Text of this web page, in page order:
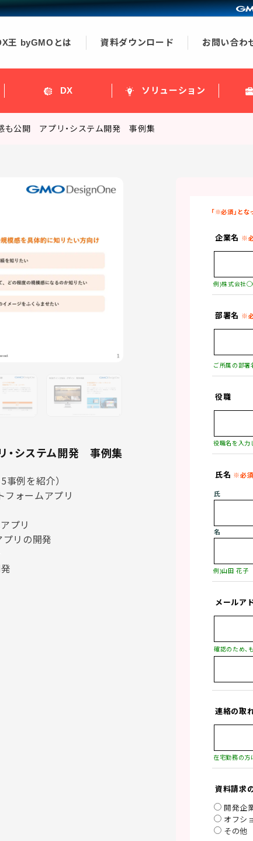
王 byGMOとは 資料ダウンロード お問い合わ
DX ソリューション
も公開 アプリ・システム開発 事例集
・システム開発 事例集
例を紹介）
フォームアプリ
プリ
リの開発
企業名
例)株式会社
部署名
ご所属の部署
役職
役職名を入力
氏名
氏
名
例)山田 花子
メールア
連絡の取
在宅勤務の方
資料請求
開発企
オフシ
その他